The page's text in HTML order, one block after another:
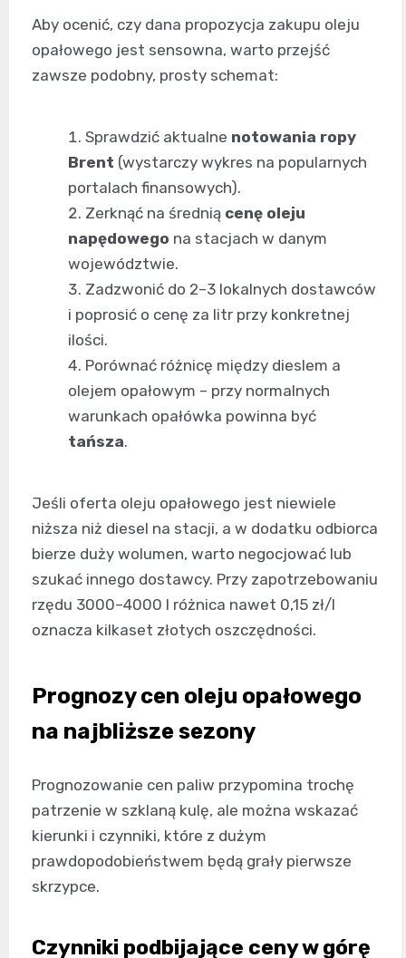
Aby ocenić, czy dana propozycja zakupu oleju
opałowego jest sensowna, warto przejść
zawsze podobny, prosty schemat:
Sprawdzić aktualne notowania ropy
Brent (wystarczy wykres na popularnych
portalach finansowych).
Zerknąć na średnią cenę oleju
napędowego na stacjach w danym
województwie.
Zadzwonić do 2–3 lokalnych dostawców
i poprosić o cenę za litr przy konkretnej
ilości.
Porównać różnicę między dieslem a
olejem opałowym – przy normalnych
warunkach opałówka powinna być
tańsza.
Jeśli oferta oleju opałowego jest niewiele
niższa niż diesel na stacji, a w dodatku odbiorca
bierze duży wolumen, warto negocjować lub
szukać innego dostawcy. Przy zapotrzebowaniu
rzędu 3000–4000 l różnica nawet 0,15 zł/l
oznacza kilkaset złotych oszczędności.
Prognozy cen oleju opałowego
na najbliższe sezony
Prognozowanie cen paliw przypomina trochę
patrzenie w szklaną kulę, ale można wskazać
kierunki i czynniki, które z dużym
prawdopodobieństwem będą grały pierwsze
skrzypce.
Czynniki podbijające ceny w górę